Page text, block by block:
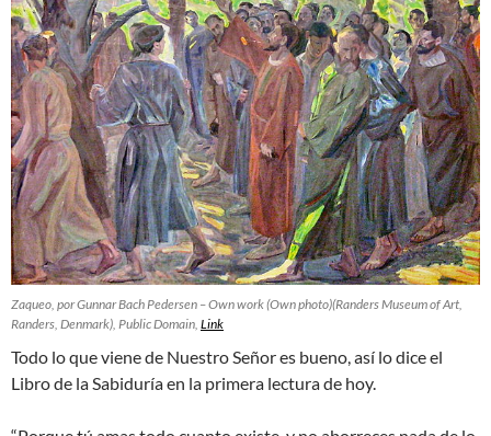
Zaqueo, por Gunnar Bach Pedersen –Own work(Own photo)(Randers Museum of Art,
Randers, Denmark), Public Domain, Link
Todo lo que viene de Nuestro Señor es bueno, así lo dice el
Libro de la Sabiduría en la primera lectura de hoy.